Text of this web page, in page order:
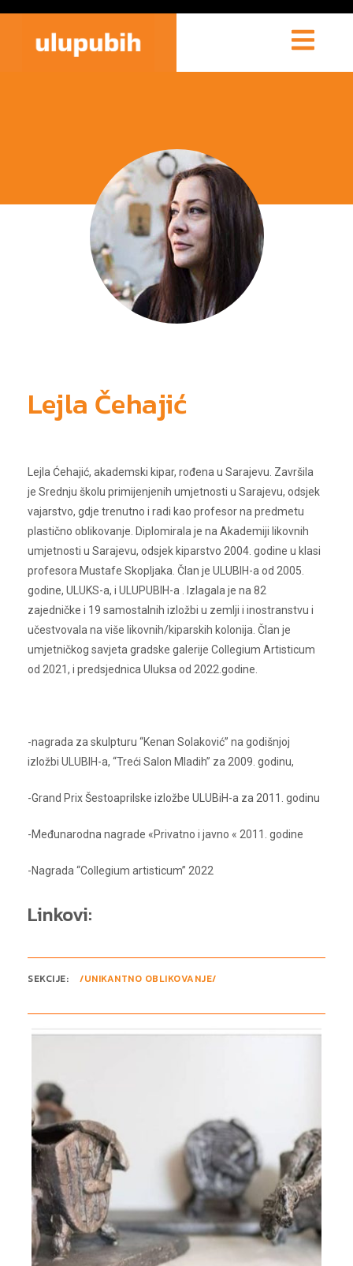
Lejla Čehajić
Lejla Ćehajić, akademski kipar, rođena u Sarajevu. Završila
je Srednju školu primijenjenih umjetnosti u Sarajevu, odsjek
vajarstvo, gdje trenutno i radi kao profesor na predmetu
plastično oblikovanje. Diplomirala je na Akademiji likovnih
umjetnosti u Sarajevu, odsjek kiparstvo 2004. godine u klasi
profesora Mustafe Skopljaka. Član je ULUBIH-a od 2005.
godine, ULUKS-a, i ULUPUBIH-a . Izlagala je na 82
zajedničke i 19 samostalnih izložbi u zemlji i inostranstvu i
učestvovala na više likovnih/kiparskih kolonija. Član je
umjetničkog savjeta gradske galerije Collegium Artisticum
od 2021, i predsjednica Uluksa od 2022.godine.
-nagrada za skulpturu “Kenan Solaković” na godišnjoj
izložbi ULUBIH-a, “Treći Salon Mladih” za 2009. godinu,
-Grand Prix Šestoaprilske izložbe ULUBiH-a za 2011. godinu
-Međunarodna nagrade «Privatno i javno « 2011. godine
-Nagrada “Collegium artisticum” 2022
Linkovi:
SEKCIJE: /UNIKANTNO OBLIKOVANJE/